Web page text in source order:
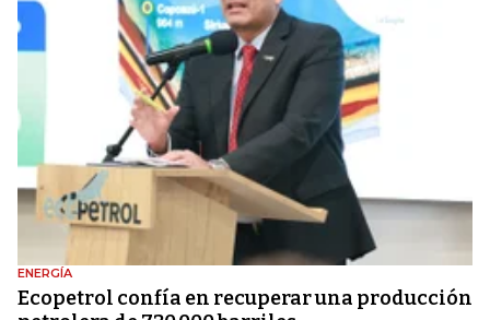
ENERGÍA
Ecopetrol confía en recuperar una producción